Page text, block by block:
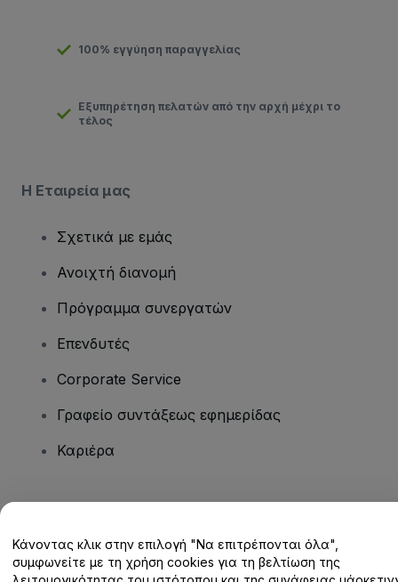
100% εγγύηση παραγγελίας
Εξυπηρέτηση πελατών από την αρχή μέχρι το
τέλος
Η Εταιρεία μας
Σχετικά με εμάς
Ανοιχτή διανομή
Πρόγραμμα συνεργατών
Επενδυτές
Corporate Service
Γραφείο συντάξεως εφημερίδας
Καριέρα
Κέντρο βοήθειας / Επικοινωνήστε μαζί μας
Κάνοντας κλικ στην επιλογή "Να επιτρέπονται όλα",
συμφωνείτε με τη χρήση cookies για τη βελτίωση της